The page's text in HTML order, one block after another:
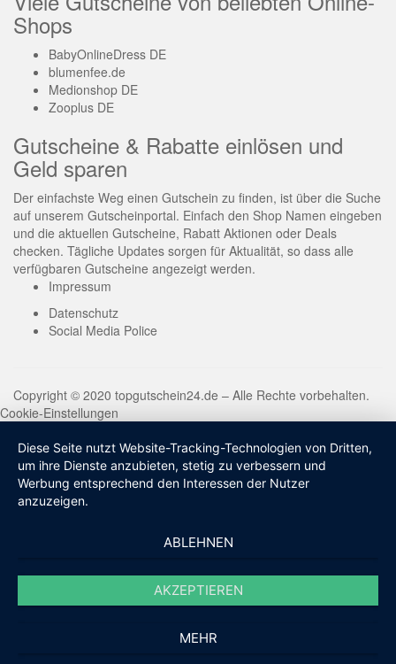
Shops
BabyOnlineDress DE
blumenfee.de
Medionshop DE
Zooplus DE
Gutscheine & Rabatte einlösen und
Geld sparen
Der einfachste Weg einen Gutschein zu finden, ist über die Suche
auf unserem Gutscheinportal. Einfach den Shop Namen eingeben
und die aktuellen Gutscheine, Rabatt Aktionen oder Deals
checken. Tägliche Updates sorgen für Aktualität, so dass alle
verfügbaren Gutscheine angezeigt werden.
Impressum
Datenschutz
Social Media Police
Copyright © 2020 topgutschein24.de – Alle Rechte vorbehalten.
Cookie-Einstellungen
Diese Seite nutzt Website-Tracking-Technologien von Dritten,
um ihre Dienste anzubieten, stetig zu verbessern und
Werbung entsprechend den Interessen der Nutzer
anzuzeigen.
ABLEHNEN
AKZEPTIEREN
MEHR